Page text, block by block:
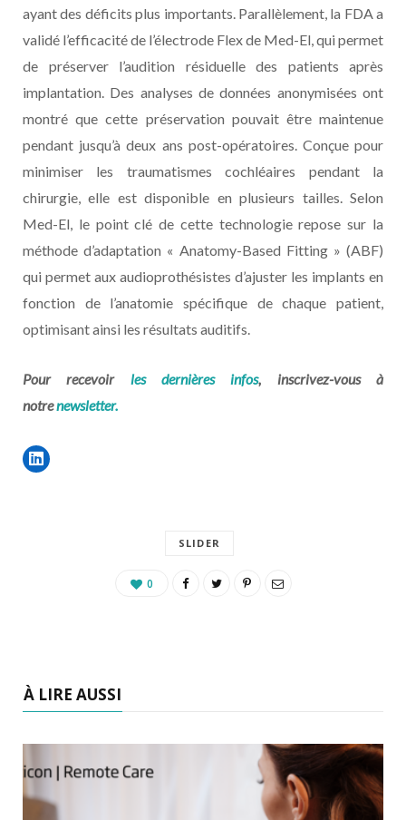
ayant des déficits plus importants. Parallèlement, la FDA a
validé l’efficacité de l’électrode Flex de Med-El, qui permet
de préserver l’audition résiduelle des patients après
implantation. Des analyses de données anonymisées ont
montré que cette préservation pouvait être maintenue
pendant jusqu’à deux ans post-opératoires. Conçue pour
minimiser les traumatismes cochléaires pendant la
chirurgie, elle est disponible en plusieurs tailles. Selon
Med-El, le point clé de cette technologie repose sur la
méthode d’adaptation « Anatomy-Based Fitting » (ABF)
qui permet aux audioprothésistes d’ajuster les implants en
fonction de l’anatomie spécifique de chaque patient,
optimisant ainsi les résultats auditifs.
Pour recevoir les dernières infos, inscrivez-vous à
notrenewsletter.
SLIDER
0
À LIRE AUSSI